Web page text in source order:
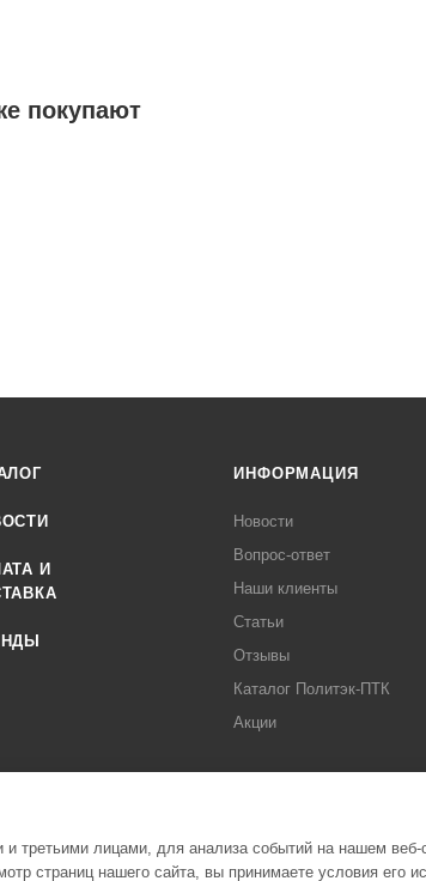
покупают
И
ИНФОРМАЦИЯ
Новости
Вопрос-ответ
Наши клиенты
Статьи
Отзывы
Каталог Политэк-ПТК
Акции
лицами, для анализа событий на нашем веб-
страниц нашего сайта, вы принимаете условия его